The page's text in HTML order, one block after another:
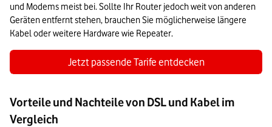
und Modems meist bei. Sollte Ihr Router jedoch weit von anderen
Geräten entfernt stehen, brauchen Sie möglicherweise längere
Kabel oder weitere Hardware wie Repeater.
Jetzt passende Tarife entdecken
Vorteile und Nachteile von DSL und Kabel im
Vergleich